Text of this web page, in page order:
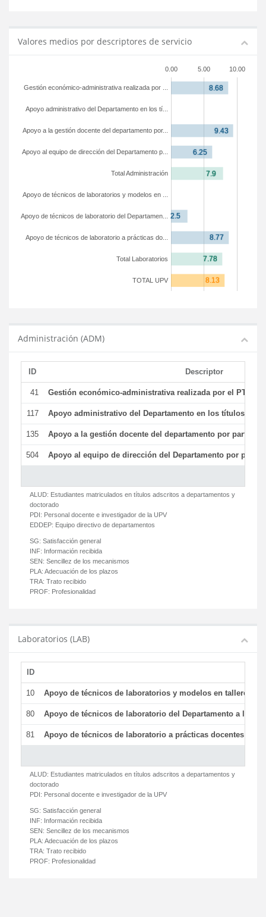
Valores medios por descriptores de servicio
0.00 5.00 10.00
TOTAL UPV
Total Laboratorios
Apoyo de técnicos de laboratorio a prácticas do...
Apoyo de técnicos de laboratorio del Departamen...
Apoyo de técnicos de laboratorios y modelos en ...
Total Administración
Apoyo al equipo de dirección del Departamento p...
Apoyo a la gestión docente del departamento por...
Apoyo administrativo del Departamento en los tí...
Gestión económico-administrativa realizada por ...
Administración (ADM)
ID Descriptor
41 Gestión económico-administrativa realizada por el PTGAS
117 Apoyo administrativo del Departamento en los títulos de
135 Apoyo a la gestión docente del departamento por parte
504 Apoyo al equipo de dirección del Departamento por parte
ALUD: Estudiantes matriculados en títulos adscritos a departamentos y
doctorado
PDI: Personal docente e investigador de la UPV
EDDEP: Equipo directivo de departamentos
SG: Satisfacción general
INF: Información recibida
SEN: Sencillez de los mecanismos
PLA: Adecuación de los plazos
TRA: Trato recibido
PROF: Profesionalidad
Laboratorios (LAB)
ID
10 Apoyo de técnicos de laboratorios y modelos en talleres/
80 Apoyo de técnicos de laboratorio del Departamento a la
81 Apoyo de técnicos de laboratorio a prácticas docentes y
ALUD: Estudiantes matriculados en títulos adscritos a departamentos y
doctorado
PDI: Personal docente e investigador de la UPV
SG: Satisfacción general
INF: Información recibida
SEN: Sencillez de los mecanismos
PLA: Adecuación de los plazos
TRA: Trato recibido
PROF: Profesionalidad